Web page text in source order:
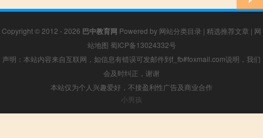
Copyright © 2012 - 2026 巴中教育网 Powered by 网站分类目录 | 精选推荐文章 | 网
站地图 蜀ICP备13024332号
声明：本站内容来自互联网，如信息有错误可发邮件到f_fb#foxmail.com说明，我们
会及时纠正，谢谢
本站仅为个人兴趣爱好，不接盈利性广告及商业合作
小男孩